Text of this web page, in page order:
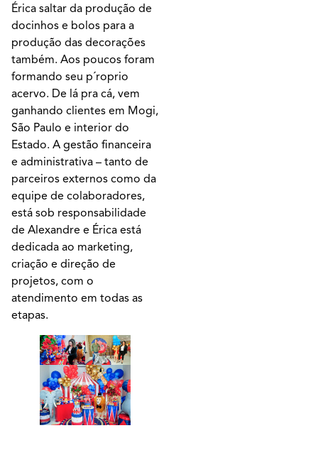
Érica saltar da produção de
docinhos e bolos para a
produção das decorações
também. Aos poucos foram
formando seu p´roprio
acervo. De lá pra cá, vem
ganhando clientes em Mogi,
São Paulo e interior do
Estado. A gestão financeira
e administrativa – tanto de
parceiros externos como da
equipe de colaboradores,
está sob responsabilidade
de Alexandre e Érica está
dedicada ao marketing,
criação e direção de
projetos, com o
atendimento em todas as
etapas.